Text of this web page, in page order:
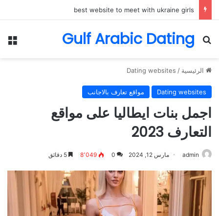
best website to meet with ukraine girls
Gulf Arabic Dating
بحث عن
الرئيسية /
Dating websites
Dating websites مواقع تعارف بالاجانب
اجمل بنات ايطاليا على مواقع
التعارف 2023
admin مارس 12, 2024 0 8٬049